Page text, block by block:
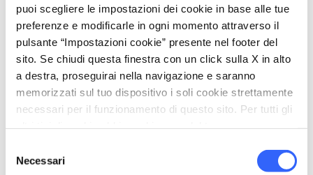
puoi scegliere le impostazioni dei cookie in base alle tue
preferenze e modificarle in ogni momento attraverso il
pulsante “Impostazioni cookie” presente nel footer del
sito. Se chiudi questa finestra con un click sulla X in alto
a destra, proseguirai nella navigazione e saranno
memorizzati sul tuo dispositivo i soli cookie strettamente
necessari per il funzionamento di questo sito. Per tutti gli
delNecessari
Accoglienza
Bancomat
Carta di credito
bed Camere
Aria condizionata
Riscaldamento